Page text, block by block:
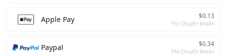
Apple Pay $0.13
Phí Chuyển khoản
Paypal $0.34
Phí Chuyển khoản